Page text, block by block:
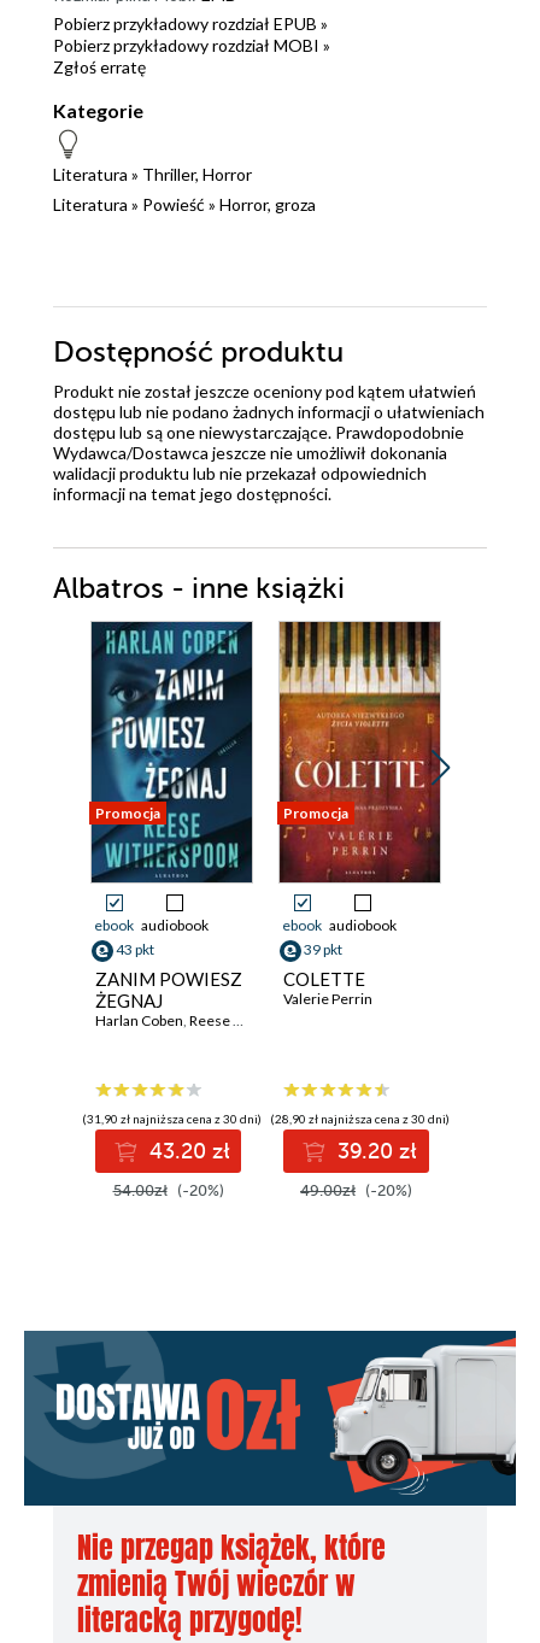
Pobierz przykładowy rozdział EPUB »
Pobierz przykładowy rozdział MOBI »
Zgłoś erratę
Kategorie
Literatura » Thriller, Horror
Literatura » Powieść » Horror, groza
Dostępność produktu
Produkt nie został jeszcze oceniony pod kątem ułatwień
dostępu lub nie podano żadnych informacji o ułatwieniach
dostępu lub są one niewystarczające. Prawdopodobnie
Wydawca/Dostawca jeszcze nie umożliwił dokonania
walidacji produktu lub nie przekazał odpowiednich
informacji na temat jego dostępności.
Albatros - inne książki
Promocja
ebook audiobook
43 pkt
ZANIM POWIESZ
ŻEGNAJ
Harlan Coben, Reese Witherspoon
(31,90 zł najniższa cena z 30 dni)
43.20 zł
54.00zł (-20%)
Promocja
ebook audiobook
39 pkt
COLETTE
Valerie Perrin
(28,90 zł najniższa cena z 30 dni)
39.20 zł
49.00zł (-20%)
Nie przegap książek, które
zmienią Twój wieczór w
literacką przygodę!